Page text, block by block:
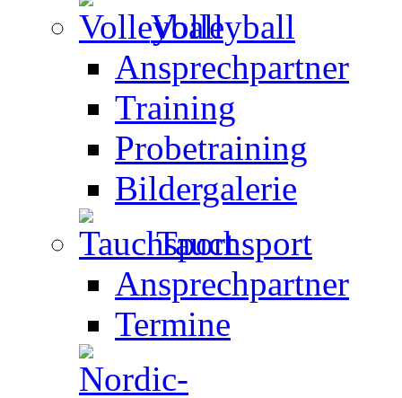
Volleyball
Ansprechpartner
Training
Probetraining
Bildergalerie
Tauchsport
Ansprechpartner
Termine